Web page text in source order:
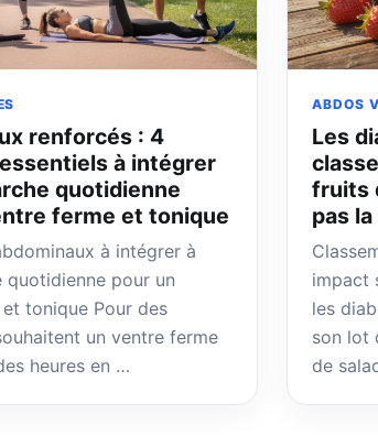
renforcés : 4
à intégrer
quotidienne
ferme et tonique
à intégrer à
quotidienne pour un
tonique Pour des
un ventre ferme
heures en …
ABDOS
Les
fruits
pas
impact
les
son lot
de